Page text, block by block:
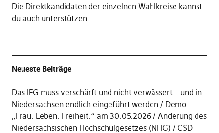
Die Direktkandidaten der einzelnen Wahlkreise kannst
du auch unterstützen.
Neueste Beiträge
Das IFG muss verschärft und nicht verwässert – und in
Niedersachsen endlich eingeführt werden
Demo
„Frau. Leben. Freiheit.“ am 30.05.2026
Änderung des
Niedersächsischen Hochschulgesetzes (NHG)
CSD